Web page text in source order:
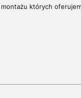
których